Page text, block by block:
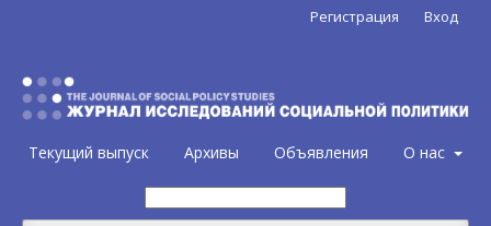
Текущий выпуск Архивы Объявления О нас
Регистрация Вход